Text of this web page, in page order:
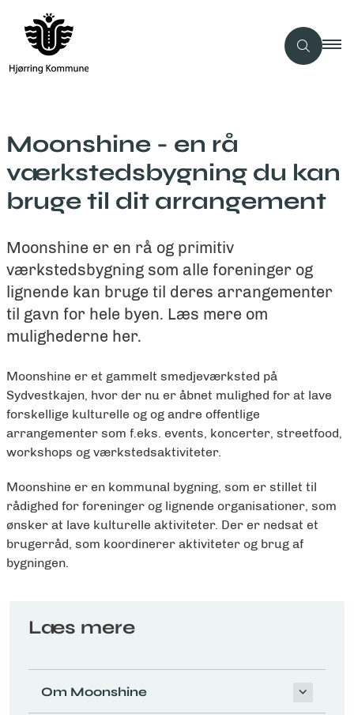
Moonshine - en rå
værkstedsbygning du kan
bruge til dit arrangement
Moonshine er en rå og primitiv
værkstedsbygning som alle foreninger og
lignende kan bruge til deres arrangementer
til gavn for hele byen. Læs mere om
mulighederne her.
Moonshine er et gammelt smedjeværksted på
Sydvestkajen, hvor der nu er åbnet mulighed for at lave
forskellige kulturelle og og andre offentlige
arrangementer som f.eks. events, koncerter, streetfood,
workshops og værkstedsaktiviteter.
Moonshine er en kommunal bygning, som er stillet til
rådighed for foreninger og lignende organisationer, som
ønsker at lave kulturelle aktiviteter. Der er nedsat et
brugerråd, som koordinerer aktiviteter og brug af
bygningen.
Læs mere
Om Moonshine